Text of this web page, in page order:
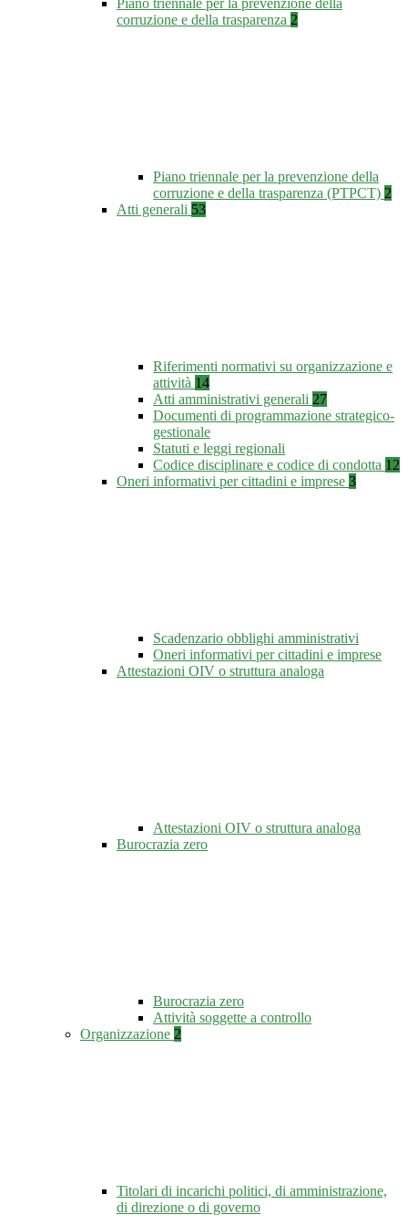
Piano triennale per la prevenzione della
corruzione e della trasparenza 2
Piano triennale per la prevenzione della
corruzione e della trasparenza (PTPCT) 2
Atti generali 53
Riferimenti normativi su organizzazione e
attività 14
Atti amministrativi generali 27
Documenti di programmazione strategico-
gestionale
Statuti e leggi regionali
Codice disciplinare e codice di condotta 12
Oneri informativi per cittadini e imprese 3
Scadenzario obblighi amministrativi
Oneri informativi per cittadini e imprese
Attestazioni OIV o struttura analoga
Attestazioni OIV o struttura analoga
Burocrazia zero
Burocrazia zero
Attività soggette a controllo
Organizzazione 2
Titolari di incarichi politici, di amministrazione,
di direzione o di governo